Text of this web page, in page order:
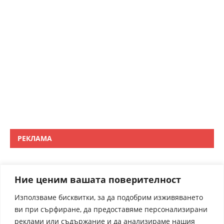
Ние ценим вашата поверителност
Използваме бисквитки, за да подобрим изживяването
ви при сърфиране, да предоставяме персонализирани
реклами или съдържание и да анализираме нашия
РЕКЛАМА